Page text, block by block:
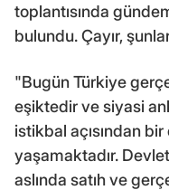
toplantısında
bulundu. Çayır,
"Bugün Türkiye
eşiktedir ve siyasi
istikbal açısından bir
yaşamaktadır.
aslında satıh ve